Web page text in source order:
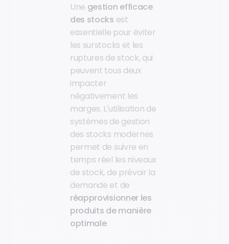
Une gestion efficace
des stocks est
essentielle pour éviter
les surstocks et les
ruptures de stock, qui
peuvent tous deux
impacter
négativement les
marges. L'utilisation de
systèmes de gestion
des stocks modernes
permet de suivre en
temps réel les niveaux
de stock, de prévoir la
demande et de
réapprovisionner les
produits de manière
optimale.